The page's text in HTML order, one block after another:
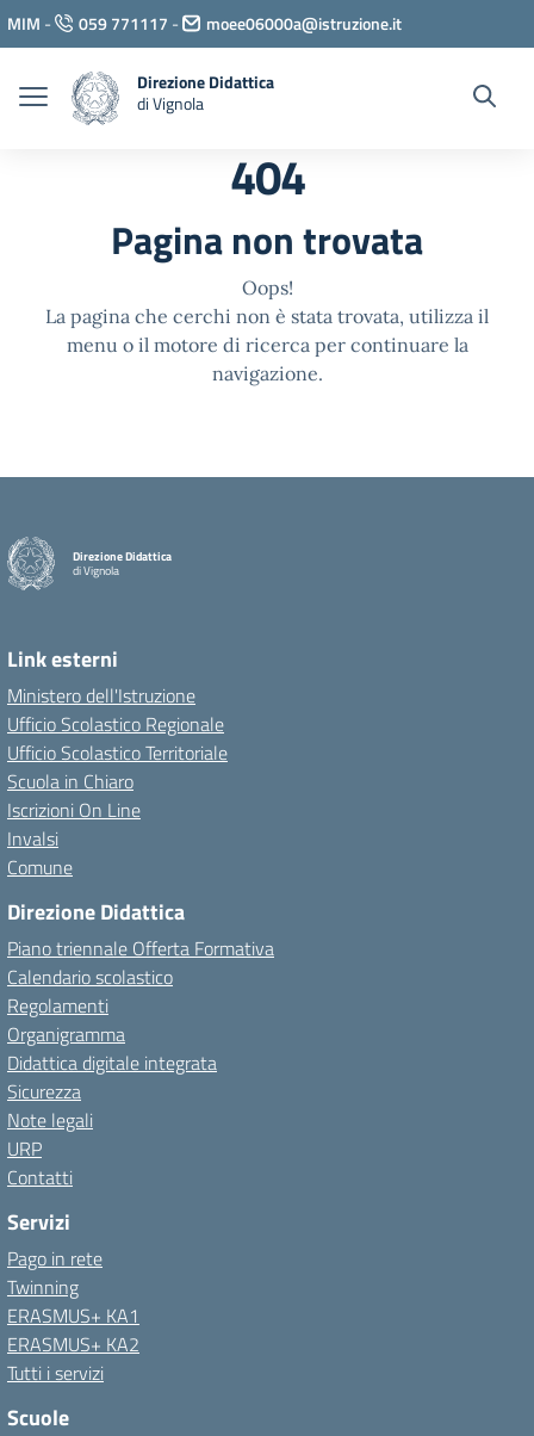
Vai ai contenuti
Vai al menu di navigazione
Vai al footer
MIM - 059 771117 - moee06000a@istruzione.it
Direzione Didattica
di Vignola
404
Pagina non trovata
Oops!
La pagina che cerchi non è stata trovata, utilizza il
menu o il motore di ricerca per continuare la
navigazione.
Direzione Didattica
di Vignola
Link esterni
Ministero dell'Istruzione
Ufficio Scolastico Regionale
Ufficio Scolastico Territoriale
Scuola in Chiaro
Iscrizioni On Line
Invalsi
Comune
Direzione Didattica
Piano triennale Offerta Formativa
Calendario scolastico
Regolamenti
Organigramma
Didattica digitale integrata
Sicurezza
Note legali
URP
Contatti
Servizi
Pago in rete
Twinning
ERASMUS+ KA1
ERASMUS+ KA2
Tutti i servizi
Scuole